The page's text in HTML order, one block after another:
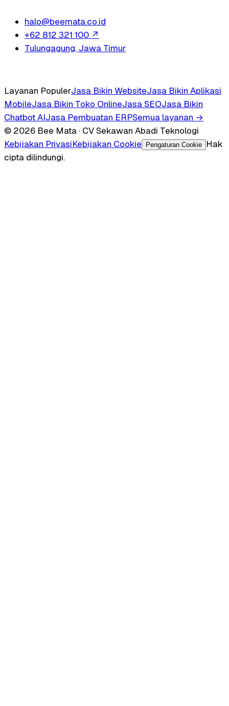
halo@beemata.co.id
+62 812 321 100 ↗
Tulungagung, Jawa Timur
Layanan PopulerJasa Bikin WebsiteJasa Bikin Aplikasi
MobileJasa Bikin Toko OnlineJasa SEOJasa Bikin
Chatbot AIJasa Pembuatan ERPSemua layanan →
© 2026 Bee Mata · CV Sekawan Abadi Teknologi
Kebijakan PrivasiKebijakan Cookie Pengaturan Cookie
Hak
cipta dilindungi.